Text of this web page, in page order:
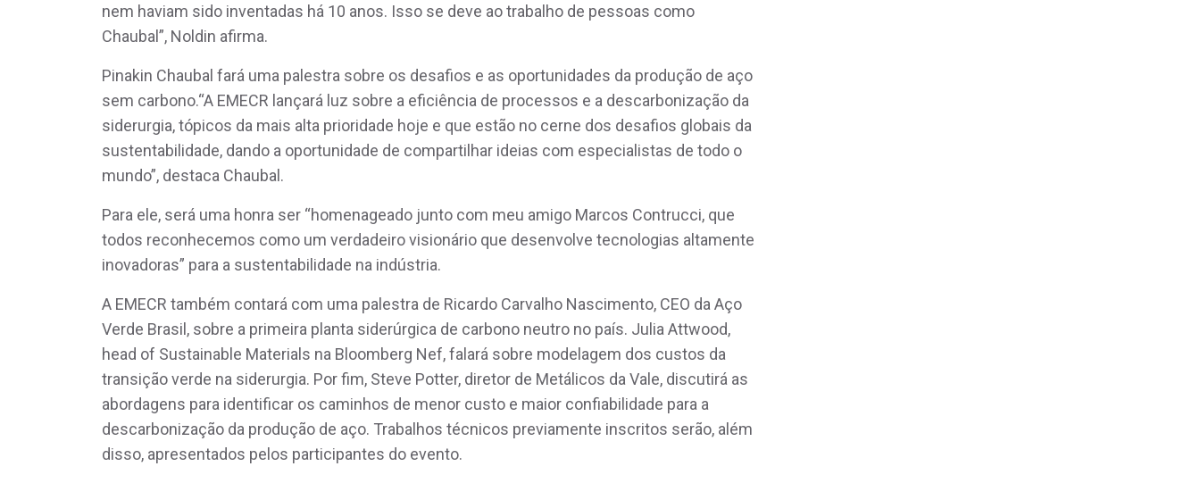
nem haviam sido inventadas há 10 anos. Isso se deve ao trabalho de pessoas como
Chaubal”, Noldin afirma.
Pinakin Chaubal fará uma palestra sobre os desafios e as oportunidades da produção de aço
sem carbono.“A EMECR lançará luz sobre a eficiência de processos e a descarbonização da
siderurgia, tópicos da mais alta prioridade hoje e que estão no cerne dos desafios globais da
sustentabilidade, dando a oportunidade de compartilhar ideias com especialistas de todo o
mundo”, destaca Chaubal.
Para ele, será uma honra ser “homenageado junto com meu amigo Marcos Contrucci, que
todos reconhecemos como um verdadeiro visionário que desenvolve tecnologias altamente
inovadoras” para a sustentabilidade na indústria.
A EMECR também contará com uma palestra de Ricardo Carvalho Nascimento, CEO da Aço
Verde Brasil, sobre a primeira planta siderúrgica de carbono neutro no país. Julia Attwood,
head of Sustainable Materials na Bloomberg Nef, falará sobre modelagem dos custos da
transição verde na siderurgia. Por fim, Steve Potter, diretor de Metálicos da Vale, discutirá as
abordagens para identificar os caminhos de menor custo e maior confiabilidade para a
descarbonização da produção de aço. Trabalhos técnicos previamente inscritos serão, além
disso, apresentados pelos participantes do evento.